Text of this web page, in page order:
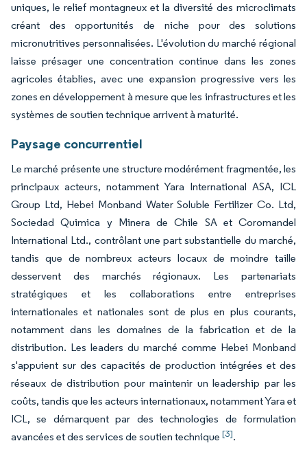
uniques, le relief montagneux et la diversité des microclimats
créant des opportunités de niche pour des solutions
micronutritives personnalisées. L'évolution du marché régional
laisse présager une concentration continue dans les zones
agricoles établies, avec une expansion progressive vers les
zones en développement à mesure que les infrastructures et les
systèmes de soutien technique arrivent à maturité.
Paysage concurrentiel
Le marché présente une structure modérément fragmentée, les
principaux acteurs, notamment Yara International ASA, ICL
Group Ltd, Hebei Monband Water Soluble Fertilizer Co. Ltd,
Sociedad Quimica y Minera de Chile SA et Coromandel
International Ltd., contrôlant une part substantielle du marché,
tandis que de nombreux acteurs locaux de moindre taille
desservent des marchés régionaux. Les partenariats
stratégiques et les collaborations entre entreprises
internationales et nationales sont de plus en plus courants,
notamment dans les domaines de la fabrication et de la
distribution. Les leaders du marché comme Hebei Monband
s'appuient sur des capacités de production intégrées et des
réseaux de distribution pour maintenir un leadership par les
coûts, tandis que les acteurs internationaux, notamment Yara et
ICL, se démarquent par des technologies de formulation
avancées et des services de soutien technique [3].